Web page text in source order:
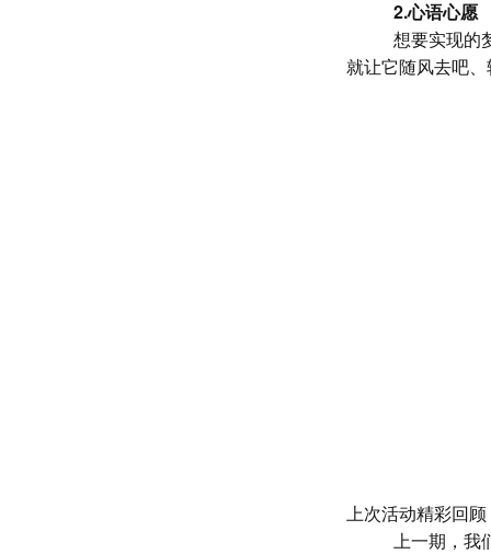
2.心语心愿
想要实现的
就让它随风去吧
上次活动精彩回顾
上一期，我